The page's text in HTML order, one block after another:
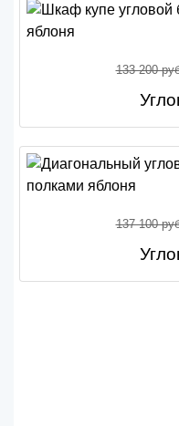
133 200
137 100